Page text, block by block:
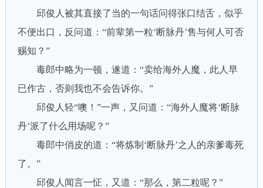
邱俊人被其直接了当的一句话问得张口结舌，似乎
不便出口，反问道：“前辈第一粒‘断脉丹’售与何人可否
赐知？”
毒郎中略为一顿，遂道：“卖给海外人魔，此人早
已作古，否则我也不会告诉你。”
邱俊人轻“噢！”一声，又问道：“海外人魔将‘断脉
丹’派了什么用场呢？”
毒郎中俏皮的道：“将炼制‘断脉丹’之人的亲爹毒死
了。”
邱俊人闻言一怔，又道：“那么，第二粒呢？”